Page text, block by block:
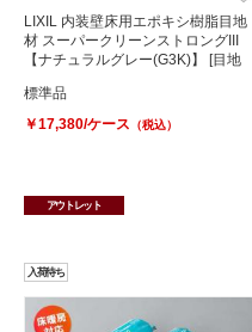
LIXIL 内装壁床用エポキシ樹脂目地
材 スーパークリーンストロングIII
【ナチュラルグレー(G3K)】 [目地
標準品
￥17,380/ケース （税込）
アウトレット
入荷待ち